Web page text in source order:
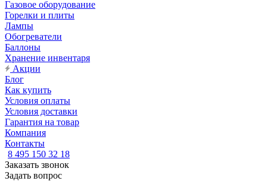
Газовое оборудование
Горелки и плиты
Лампы
Обогреватели
Баллоны
Хранение инвентаря
Акции
Блог
Как купить
Условия оплаты
Условия доставки
Гарантия на товар
Компания
Контакты
8 495 150 32 18
Заказать звонок
Задать вопрос